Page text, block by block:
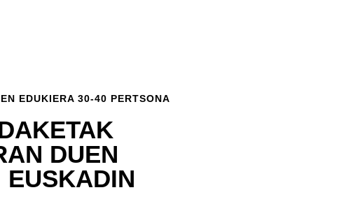
EDUKIERA 30-40 PERTSONA
DUEN
EUSKADIN